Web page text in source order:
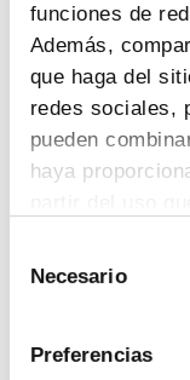
funciones de
Además,
que haga del
redes sociales,
pueden
haya
Para más
Necesario
Preferencias
El valor
farmacéutica
ver más
Encuesta de
ver más